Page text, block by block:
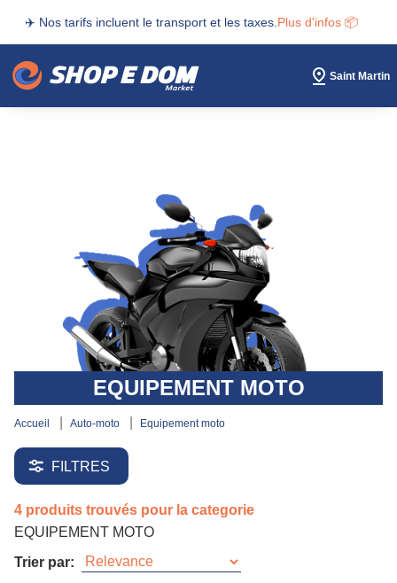
✈️ Nos tarifs incluent le transport et les taxes. Plus d'infos 📦
Saint Martin
EQUIPEMENT MOTO
accueil auto-moto equipement moto
FILTRES
4 produits trouvés pour la categorie
EQUIPEMENT MOTO
Trier par: